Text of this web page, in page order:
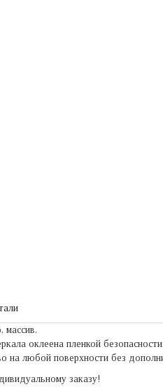
массив.
оклеена пленкой безопасности.
на любой поверхности без
заказу!